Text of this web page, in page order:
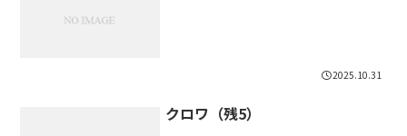
2025.10.31
クロワ（残5）